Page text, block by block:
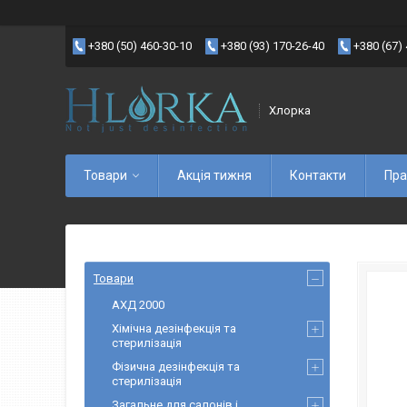
+380 (50) 460-30-10 +380 (93) 170-26-40 +380 (67)
Хлорка
Товари Акція тижня Контакти
Товари
АХД 2000
Хімічна дезінфекція та
стерилізація
Фізична дезінфекція та
стерилізація